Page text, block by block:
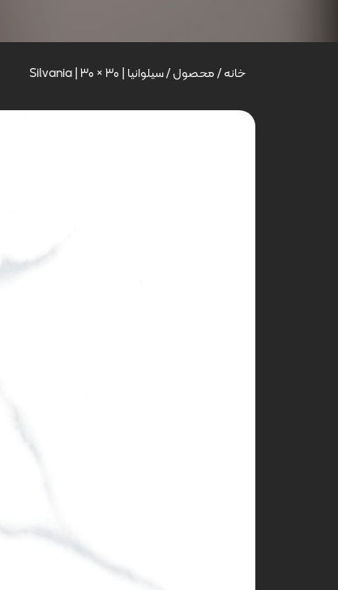
خانه/محصول/سیلوانیا | Silvania | 30 × 30